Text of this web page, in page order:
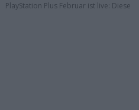
PlayStation Plus Februar ist live: Diese